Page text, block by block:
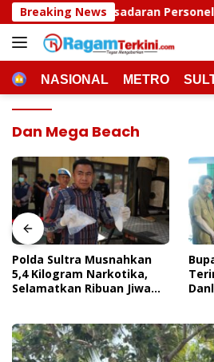
Langsung
ke
konten
Breaking News
Personel Akan Pentingnya Hidup
HOMENASIONAL METRO
Dan Mega Beach
Polda Sultra Musnahkan
5,4 Kilogram Narkotika,
Selamatkan Ribuan Jiwa